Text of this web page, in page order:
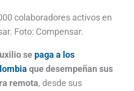
colaboradores activos en
Foto: Compensar.
se paga a los
que desempeñan sus
remota, desde sus